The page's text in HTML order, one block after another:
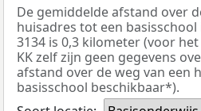
De gemiddelde afstand over
huisadres tot een
3134 is 0,3 kilometer (voor
KK zelf zijn geen gegevens
afstand over de weg van een
basisschool beschikbaar*).